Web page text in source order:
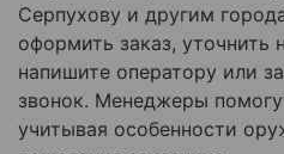
Серпухову и другим
оформить заказ, уточнить
напишите оператору или
звонок. Менеджеры
учитывая особенности